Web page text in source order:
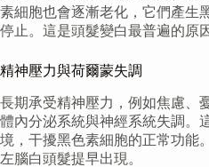
素細胞也會逐漸老化，它們產生
停止。這是頭髮變白最普遍的原
精神壓力與荷爾蒙失調
長期承受精神壓力，例如焦慮、
體內分泌系統與神經系統失調。
境，干擾黑色素細胞的正常功能
左腦白頭髮提早出現。